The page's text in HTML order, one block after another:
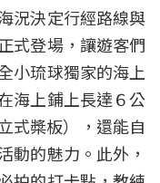
況決定行經路線與
式登場，讓遊客們
小琉球獨家的海上
海上鋪上長達６公
式槳板），還能自
動的魅力。此外，